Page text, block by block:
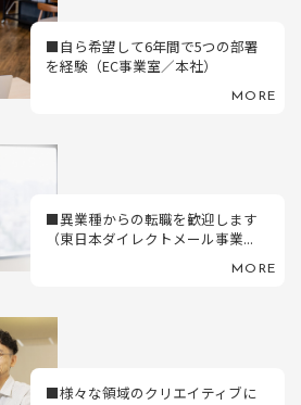
■自ら希望して6年間で5つの部署
を経験（EC事業室／本社）
MORE
■異業種からの転職を歓迎します
（東日本ダイレクトメール事業...
MORE
■様々な領域のクリエイティブに